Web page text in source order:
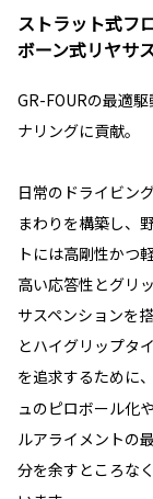
ストラット式フ
ボーン式リヤサ
GR-FOURの最適
ナリングに貢献。
日常のドライビン
まわりを構築し、
トには高剛性かつ
高い応答性とグリ
サスペンションを
とハイグリップタ
を追求するために
ュのピロボール化
ルアライメントの
分を余すところな